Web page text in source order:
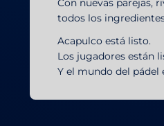
Con nuevas parejas,
todos los
Acapulco está listo.
Los jugadores están
Y el mundo del pádel